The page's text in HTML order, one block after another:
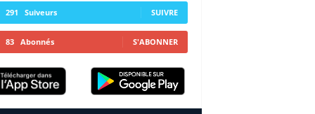
291 Suiveurs SUIVRE
83 Abonnés S'ABONNER